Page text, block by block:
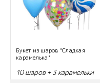
Букет из шаров "Сладкая
карамелька"
10 шаров + 3 карамельки